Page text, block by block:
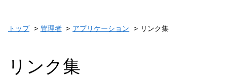
トップ 管理者 アプリケーション リンク集
リンク集